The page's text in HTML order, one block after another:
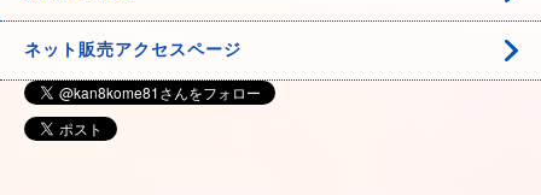
ネット販売アクセスページ